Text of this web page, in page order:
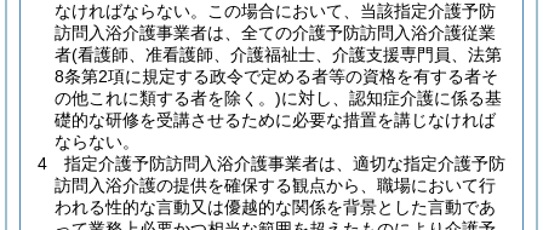
なければならない。
この場合において、当該指定介護予防
訪問入浴介護事業者は、全ての介護予防訪問入浴介護従業
者(看護師、准看護師、介護福祉士、介護支援専門員、法第
8条第2項に規定する政令で定める者等の資格を有する者そ
の他これに類する者を除く。)に対し、認知症介護に係る基
礎的な研修を受講させるために必要な措置を講じなければ
ならない。
4
指定介護予防訪問入浴介護事業者は、適切な指定介護予防
訪問入浴介護の提供を確保する観点から、職場において行
われる性的な言動又は優越的な関係を背景とした言動であ